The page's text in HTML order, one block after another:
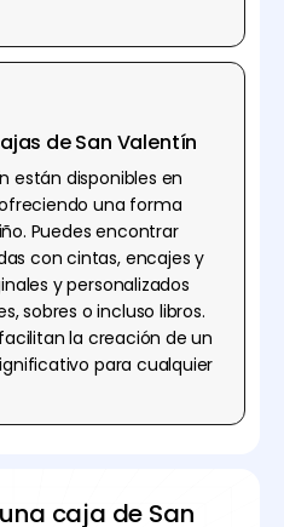
de San Valentín
están disponibles en
una forma
Puedes encontrar
con cintas, encajes y
y personalizados
sobres o incluso libros.
la creación de un
para cualquier
caja de San